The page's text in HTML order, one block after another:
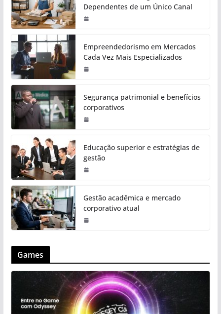
Dependentes de um Único Canal
Empreendedorismo em Mercados
Cada Vez Mais Especializados
Segurança patrimonial e benefícios
corporativos
Educação superior e estratégias de
gestão
Gestão acadêmica e mercado
corporativo atual
Games